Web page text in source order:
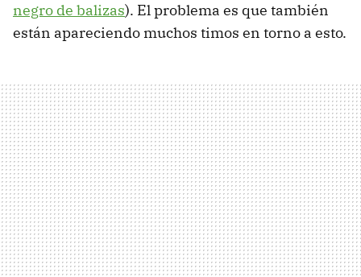
negro de balizas). El problema es que también
están apareciendo muchos timos en torno a esto.